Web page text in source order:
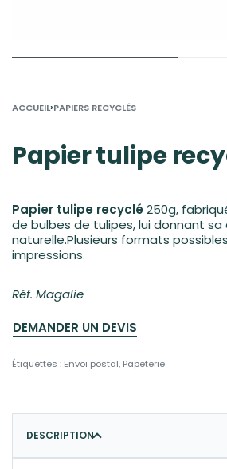
ACCUEIL›PAPIERS RECYCLÉS
Papier tulipe
Papier tulipe recyclé250g,
de bulbes de tulipes, lui donnant
naturelle.Plusieurs formats
impressions.
Réf. Magalie
DEMANDER UN DEVIS
Étiquettes : Envoi postal, Papeterie
DESCRIPTION